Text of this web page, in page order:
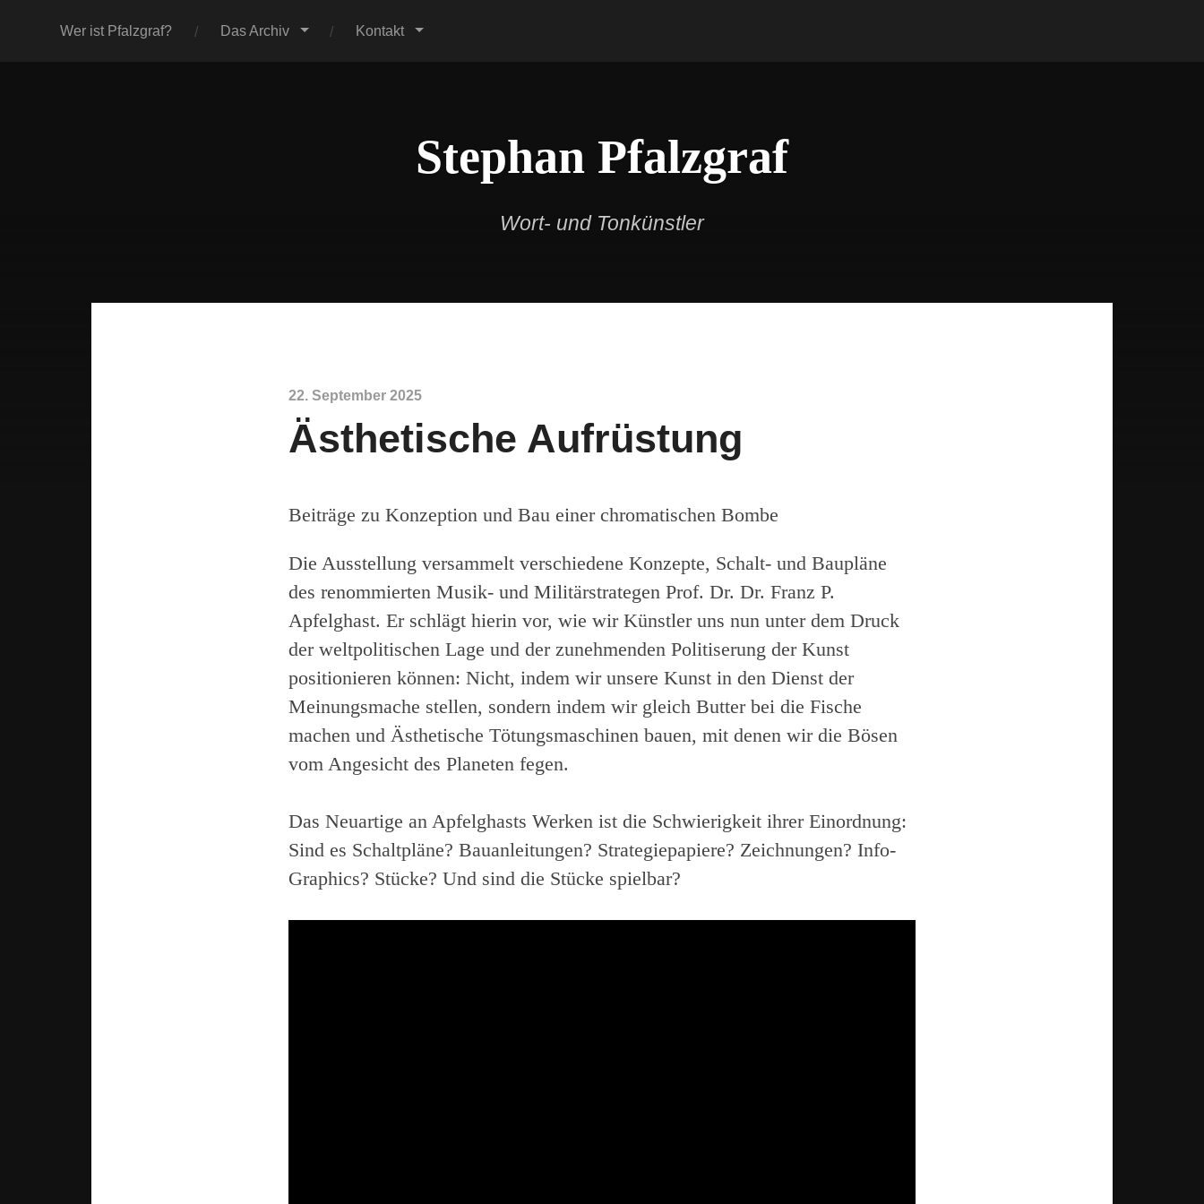
Wer ist Pfalzgraf? Das Archiv Kontakt
Stephan Pfalzgraf
Wort- und Tonkünstler
22. September 2025
Ästhetische Aufrüstung
Beiträge zu Konzeption und Bau einer chromatischen Bombe
Die Ausstellung versammelt verschiedene Konzepte, Schalt- und Baupläne
des renommierten Musik- und Militärstrategen Prof. Dr. Dr. Franz P.
Apfelghast. Er schlägt hierin vor, wie wir Künstler uns nun unter dem Druck
der weltpolitischen Lage und der zunehmenden Politiserung der Kunst
positionieren können: Nicht, indem wir unsere Kunst in den Dienst der
Meinungsmache stellen, sondern indem wir gleich Butter bei die Fische
machen und Ästhetische Tötungsmaschinen bauen, mit denen wir die Bösen
vom Angesicht des Planeten fegen.
Das Neuartige an Apfelghasts Werken ist die Schwierigkeit ihrer Einordnung:
Sind es Schaltpläne? Bauanleitungen? Strategiepapiere? Zeichnungen? Info-
Graphics? Stücke? Und sind die Stücke spielbar?